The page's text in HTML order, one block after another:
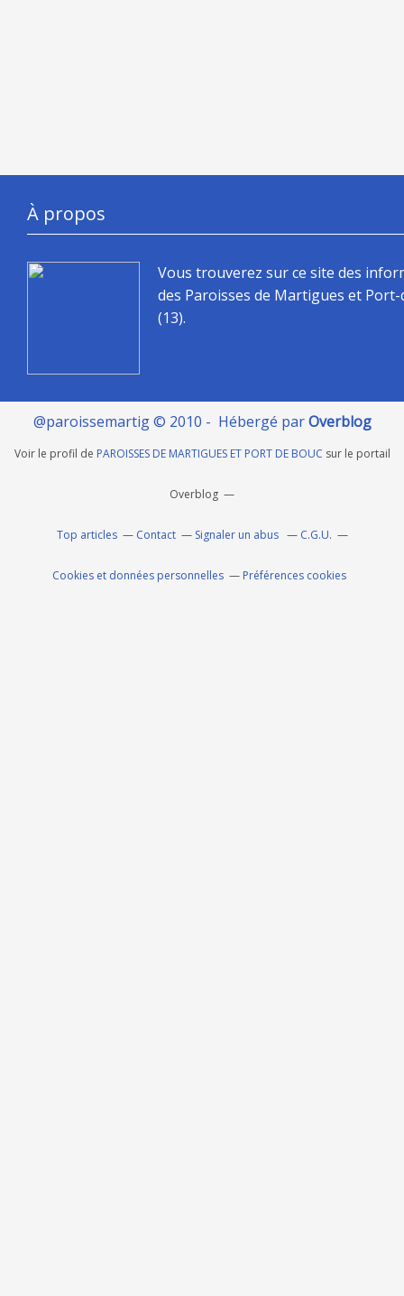
À propos
Vous trouverez sur ce site des
des Paroisses de Martigues et
(13).
@paroissemartig © 2010 - Hébergé parOverblog
Voir le profil de PAROISSES DE MARTIGUES ET PORT DE BOUC sur le portail
Overblog
Top articles Contact Signaler un abus C.G.U.
Cookies et données personnelles Préférences cookies